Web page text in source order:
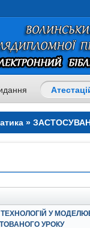
»
У
УРОКУ